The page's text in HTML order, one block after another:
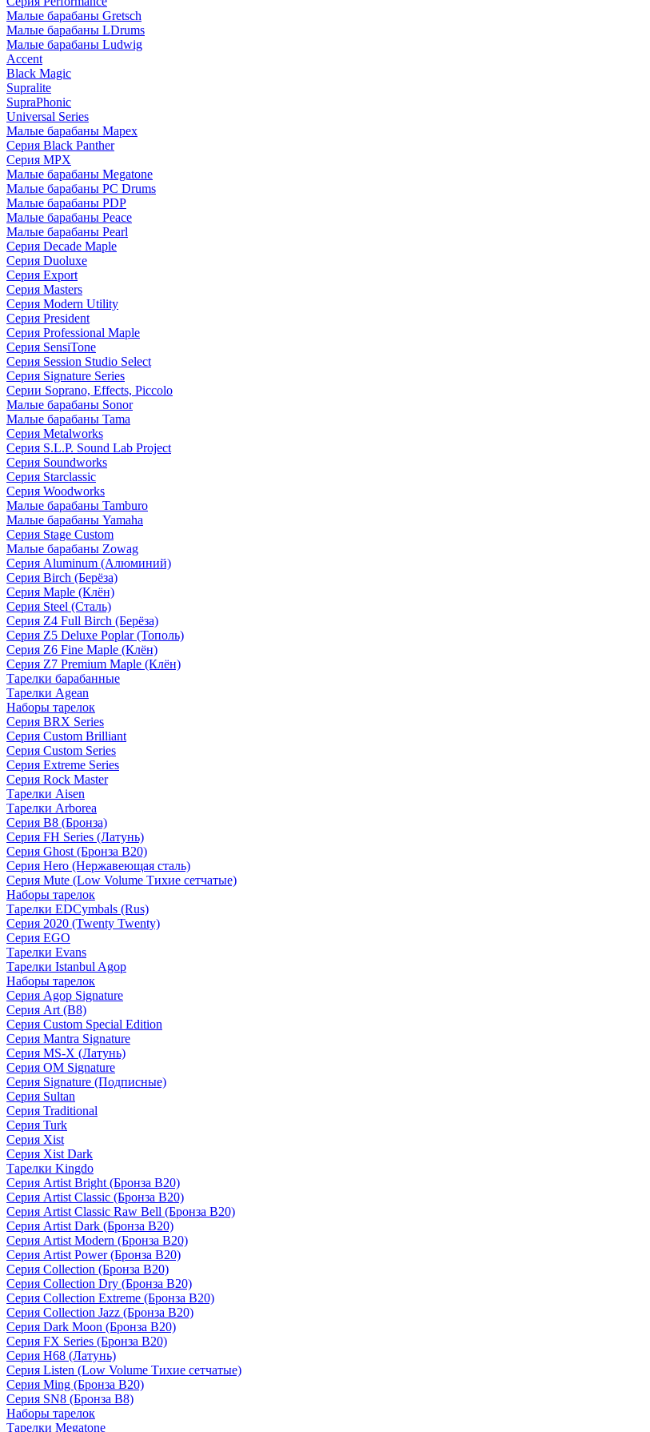
Малые барабаны Gretsch
Малые барабаны LDrums
Малые барабаны Ludwig
Accent
Black Magic
Supralite
SupraPhonic
Universal Series
Малые барабаны Mapex
Серия Black Panther
Серия MPX
Малые барабаны Megatone
Малые барабаны PC Drums
Малые барабаны PDP
Малые барабаны Peace
Малые барабаны Pearl
Серия Decade Maple
Серия Duoluxe
Серия Export
Серия Masters
Серия Modern Utility
Серия President
Серия Professional Maple
Серия SensiTone
Серия Session Studio Select
Серия Signature Series
Серии Soprano, Effects, Piccolo
Малые барабаны Sonor
Малые барабаны Tama
Серия Metalworks
Серия S.L.P. Sound Lab Project
Серия Soundworks
Серия Starclassic
Серия Woodworks
Малые барабаны Tamburo
Малые барабаны Yamaha
Серия Stage Custom
Малые барабаны Zowag
Серия Aluminum (Алюминий)
Серия Birch (Берёза)
Серия Maple (Клён)
Серия Steel (Сталь)
Серия Z4 Full Birch (Берёза)
Серия Z5 Deluxe Poplar (Тополь)
Серия Z6 Fine Maple (Клён)
Серия Z7 Premium Maple (Клён)
Тарелки барабанные
Тарелки Agean
Наборы тарелок
Серия BRX Series
Серия Custom Brilliant
Серия Custom Series
Серия Extreme Series
Серия Rock Master
Тарелки Aisen
Тарелки Arborea
Серия B8 (Бронза)
Серия FH Series (Латунь)
Серия Ghost (Бронза B20)
Серия Hero (Нержавеющая сталь)
Серия Mute (Low Volume Тихие сетчатые)
Наборы тарелок
Тарелки EDCymbals (Rus)
Серия 2020 (Twenty Twenty)
Серия EGO
Тарелки Evans
Тарелки Istanbul Agop
Наборы тарелок
Серия Agop Signature
Серия Art (B8)
Серия Custom Special Edition
Серия Mantra Signature
Серия MS-X (Латунь)
Серия OM Signature
Серия Signature (Подписные)
Серия Sultan
Серия Traditional
Серия Turk
Серия Xist
Серия Xist Dark
Тарелки Kingdo
Серия Artist Bright (Бронза B20)
Серия Artist Classic (Бронза B20)
Серия Artist Classic Raw Bell (Бронза B20)
Серия Artist Dark (Бронза B20)
Серия Artist Modern (Бронза B20)
Серия Artist Power (Бронза B20)
Серия Collection (Бронза B20)
Серия Collection Dry (Бронза B20)
Серия Collection Extreme (Бронза B20)
Серия Collection Jazz (Бронза B20)
Серия Dark Moon (Бронза B20)
Серия FX Series (Бронза B20)
Серия H68 (Латунь)
Серия Listen (Low Volume Тихие сетчатые)
Серия Ming (Бронза B20)
Серия SN8 (Бронза B8)
Наборы тарелок
Тарелки Megatone